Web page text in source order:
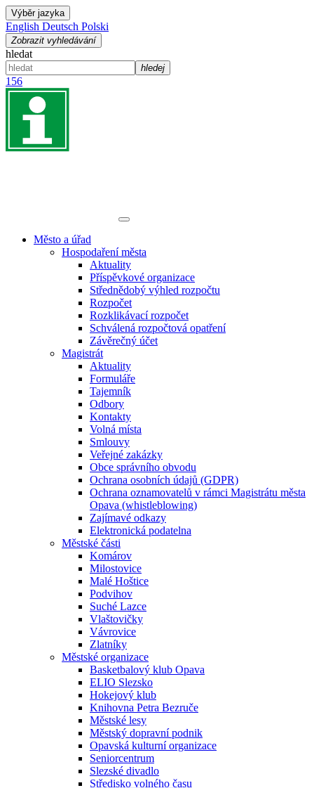
Výběr jazyka
English Deutsch Polski
Zobrazit vyhledávání
hledat
hledej
156
Město a úřad
Hospodaření města
Aktuality
Příspěvkové organizace
Střednědobý výhled rozpočtu
Rozpočet
Rozklikávací rozpočet
Schválená rozpočtová opatření
Závěrečný účet
Magistrát
Aktuality
Formuláře
Tajemník
Odbory
Kontakty
Volná místa
Smlouvy
Veřejné zakázky
Obce správního obvodu
Ochrana osobních údajů (GDPR)
Ochrana oznamovatelů v rámci Magistrátu města
Opava (whistleblowing)
Zajímavé odkazy
Elektronická podatelna
Městské části
Komárov
Milostovice
Malé Hoštice
Podvihov
Suché Lazce
Vlaštovičky
Vávrovice
Zlatníky
Městské organizace
Basketbalový klub Opava
ELIO Slezsko
Hokejový klub
Knihovna Petra Bezruče
Městské lesy
Městský dopravní podnik
Opavská kulturní organizace
Seniorcentrum
Slezské divadlo
Středisko volného času